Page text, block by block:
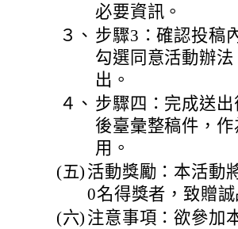
必要資訊。
３、 步驟3：確認投稿
勾選同意活動辦
出。
４、 步驟四：完成送
後臺彙整稿件，
用。
(五) 活動獎勵：本活動
0名得獎者，致贈
(六) 注意事項：欲參加